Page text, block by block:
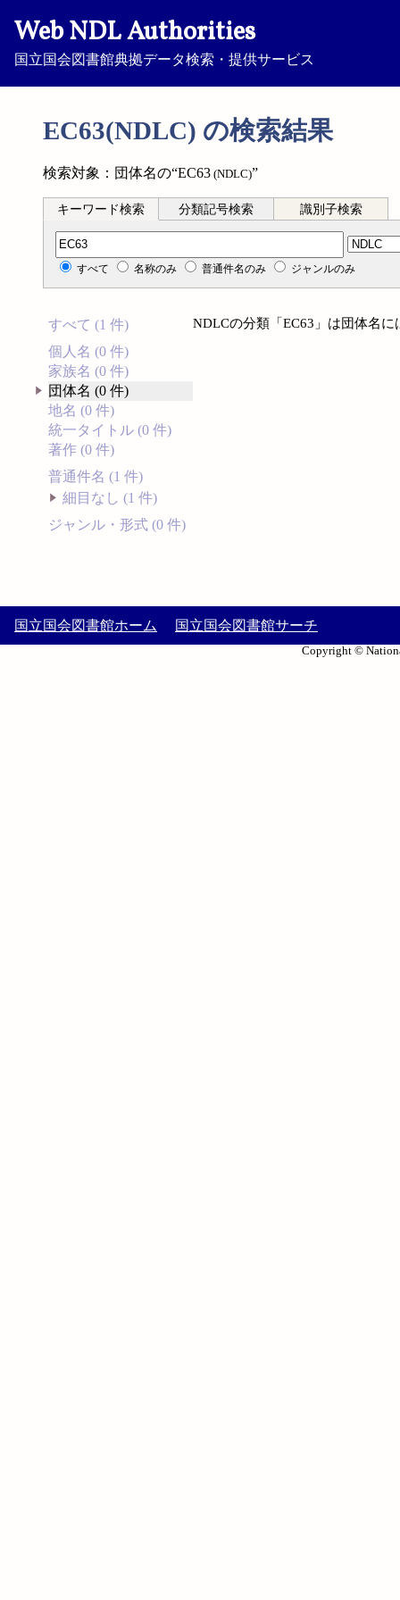
Web NDL Authorities
国立国会図書館典拠データ検索・提供サービス
EC63(NDLC) の検索結果
検索対象：団体名の“EC63 (NDLC)”
キーワード検索 分類記号検索 識別子検索
分類記号検索
すべて 名称のみ 普通件名のみ ジャンルのみ
すべて (1 件)
個人名 (0 件)
家族名 (0 件)
団体名 (0 件)
地名 (0 件)
統一タイトル (0 件)
著作 (0 件)
普通件名 (1 件)
細目なし (1 件)
ジャンル・形式 (0 件)
NDLCの分類「EC63」は団体名
国立国会図書館ホーム 国立国会図書館サーチ
Copyright ©